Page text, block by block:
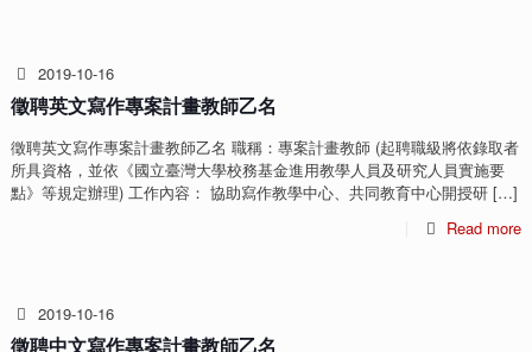
2019-10-16
徵聘英文寫作專案計畫教師乙名
徵聘英文寫作專案計畫教師乙名 職稱：專案計畫教師 (起聘職級將依錄取者
所具資格，並依《國立臺灣大學校務基金進用教學人員及研究人員實施要
點》等規定辦理) 工作內容： 協助寫作教學中心、共同教育中心開授研 […]
Read more
2019-10-16
徵聘中文寫作專案計畫教師乙名